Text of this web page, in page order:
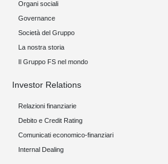
Organi sociali
Governance
Società del Gruppo
La nostra storia
Il Gruppo FS nel mondo
Investor Relations
Relazioni finanziarie
Debito e Credit Rating
Comunicati economico-finanziari
Internal Dealing